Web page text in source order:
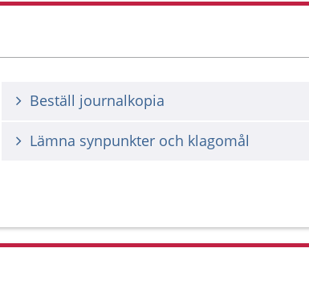
Beställ journalkopia
Lämna synpunkter och klagomål